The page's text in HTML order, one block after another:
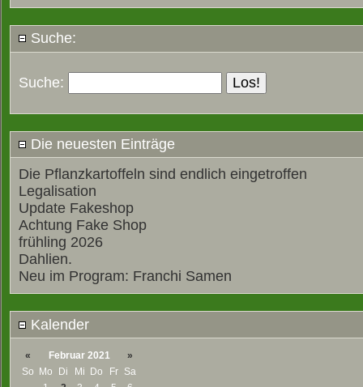
Suche:
Suche:
Die neuesten Einträge
Die Pflanzkartoffeln sind endlich eingetroffen
Legalisation
Update Fakeshop
Achtung Fake Shop
frühling 2026
Dahlien.
Neu im Program: Franchi Samen
Kalender
« Februar 2021
»
So Mo Di Mi Do Fr
Sa